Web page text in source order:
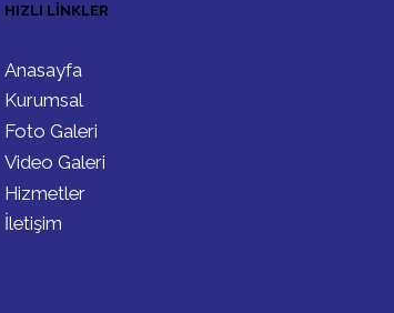
HIZLI LINKLER
Anasayfa
Kurumsal
Foto Galeri
Video Galeri
Hizmetler
İletişim